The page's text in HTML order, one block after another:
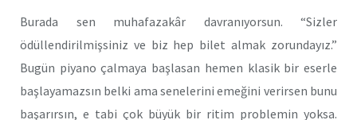
Burada sen muhafazakâr davranıyorsun. “Sizler
ödüllendirilmişsiniz ve biz hep bilet almak zorundayız.”
Bugün piyano çalmaya başlasan hemen klasik bir eserle
başlayamazsın belki ama senelerini emeğini verirsen bunu
başarırsın, e tabi çok büyük bir ritim problemin yoksa.